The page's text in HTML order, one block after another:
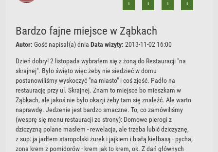
5 5 5 5
Bardzo fajne miejsce w Ząbkach
Autor: Gość napisał(a) dniaData wizyty:2013-11-02 16:00
Dzień dobry! 2 listopada wybrałem się z żoną do Restauracji "na
skrajnej". Było święto więc żeby nie siedzieć w domu
postanowiliśmy wyskoczyć "na miasto" i coś zjeść. Padło na
restaurację przy ul. Skrajnej. Znam to miejsce bo mieszkam w
Ząbkach, ale jakoś nie było okazji żeby tam się znaleźć. Ale warto
naprawdę. Jedzenie jest bardzo smaczne. To, co zamówiliśmy
(wesprę się menu restauracji ze strony): Domowe pierogi z
dziczyzną polane masłem - rewelacja, ale trzeba lubić dziczyznę,
z sup: ja jadłem staropolski żurek i jajkiem i białą kiełbasą - pycha;
zona krem z pomidorów - krem jak to krem, ok. Z dań głównych